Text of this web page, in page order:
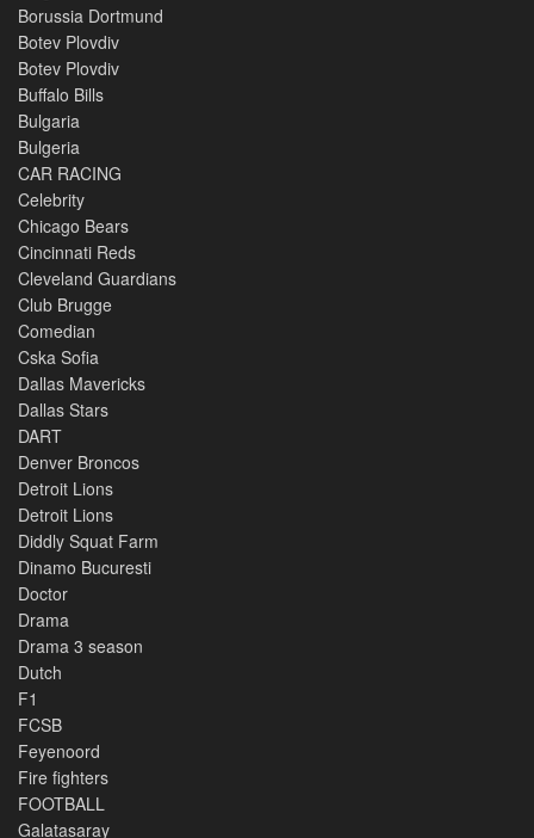
Borussia Dortmund
Botev Plovdiv
Botev Plovdiv
Buffalo Bills
Bulgaria
Bulgeria
CAR RACING
Celebrity
Chicago Bears
Cincinnati Reds
Cleveland Guardians
Club Brugge
Comedian
Cska Sofia
Dallas Mavericks
Dallas Stars
DART
Denver Broncos
Detroit Lions
Detroit Lions
Diddly Squat Farm
Dinamo Bucuresti
Doctor
Drama
Drama 3 season
Dutch
F1
FCSB
Feyenoord
Fire fighters
FOOTBALL
Galatasaray